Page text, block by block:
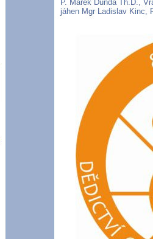
P. Marek Dunda Th.D.,
jáhen Mgr Ladislav Kinc,